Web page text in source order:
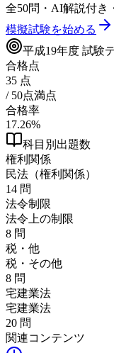
全50問・AI解説付き
模擬試験を始める
平成19年度 試験
合格点
35 点
/ 50点満点
合格率
17.26%
科目別出題数
権利関係
民法（権利関係）
14 問
法令制限
法令上の制限
8 問
税・他
税・その他
8 問
宅建業法
宅建業法
20 問
関連コンテンツ